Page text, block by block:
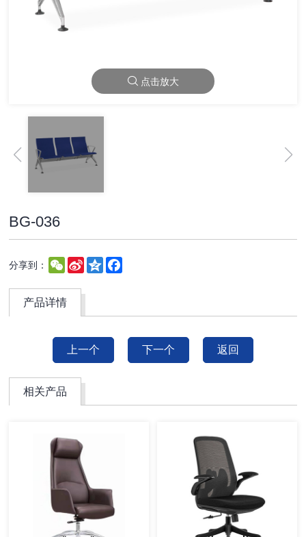
点击放大
BG-036
分享到： WeChat
Sina
Weibo
Qzone
产品详情
上一个 下一个 返回
相关产品